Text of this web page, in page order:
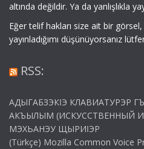
altında değildir. Ya da yanlışlıkla
Eğer telif hakları size ait bir
yayınladığımı düşünüyorsanız
RSS:
АДЫГАБЗЭКӀЭ КЛАВИАТУРЭР
АКЪЫЛЫМ (ИСКУССТВЕННЫЙ
МЭХЬАНЭУ ЩЫРИӀЭР
(Türkçe) Mozilla Common Voice